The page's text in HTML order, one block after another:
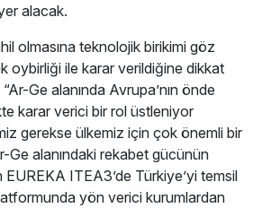
alacak.
olmasına teknolojik birikimi göz
oybirliği ile karar verildiğine dikkat
Ge alanında Avrupa’nın önde
karar verici bir rol üstleniyor
gerekse ülkemiz için çok önemli bir
Ge alanındaki rekabet gücünün
EUREKA ITEA3’de Türkiye’yi temsil
yön verici kurumlardan